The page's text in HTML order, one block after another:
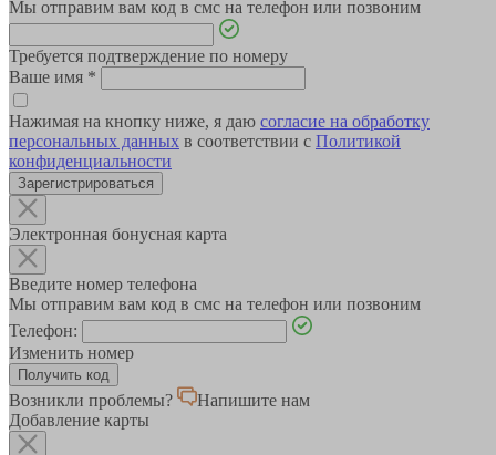
Мы отправим вам код в смс на телефон или позвоним
Требуется подтверждение по номеру
Ваше имя *
Нажимая на кнопку ниже, я даю согласие на обработку
персональных данных в соответствии с Политикой
конфиденциальности
Зарегистрироваться
Электронная бонусная карта
Введите номер телефона
Мы отправим вам код в смс на телефон или позвоним
Телефон:
Изменить номер
Возникли проблемы?
Напишите нам
Добавление карты